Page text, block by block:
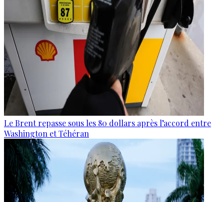
Le Brent repasse sous les 80 dollars après l’accord entre
Washington et Téhéran